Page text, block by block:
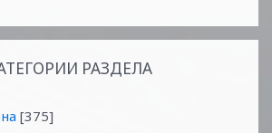
РАЗДЕЛА
[375]